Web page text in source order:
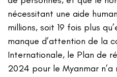
nécessitant une aide
millions, soit 19 fois plus
manque d’attention de la
Internationale, le Plan de
2024 pour le Myanmar n’a